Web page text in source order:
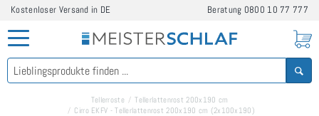
Kostenloser Versand in DE Beratung 0800 10 77 777
Tellerroste
Tellerlattenrost 200x190 cm
Cirro EKFV - Tellerlattenrost 200x190 cm (2x100x190)